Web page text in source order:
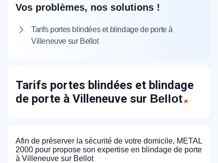
Vos problèmes, nos solutions !
Tarifs portes blindées et blindage de porte à
Villeneuve sur Bellot
Tarifs portes blindées et blindage
de porte à Villeneuve sur Bellot
Afin de préserver la sécurité de votre domicile, METAL
2000 pour propose son expertise en blindage de porte
à Villeneuve sur Bellot